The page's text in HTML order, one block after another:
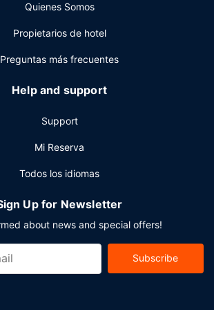
de negocios abierto las 24 horas,
y periódicos gratuitos en el vestíbulo a
organizando un evento en Seattle?
a tu disposición 209 metros cuadrados
de conferencias y salas de
Quienes Somos
Propietarios de hotel
Preguntas más frecuentes
Help and support
Support
Mi Reserva
Todos los idiomas
Up for Newsletter
about news and special offers!
Subscribe